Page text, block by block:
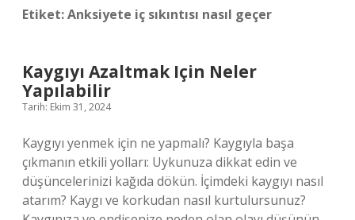
Etiket:Anksiyete iç sıkıntısı nasıl geçer
Kaygıyı Azaltmak Için Neler
Yapılabilir
Tarih: Ekim 31, 2024
Kaygıyı yenmek için ne yapmalı? Kaygıyla başa
çıkmanın etkili yolları: Uykunuza dikkat edin ve
düşüncelerinizi kağıda dökün. İçimdeki kaygıyı nasıl
atarım? Kaygı ve korkudan nasıl kurtulursunuz?